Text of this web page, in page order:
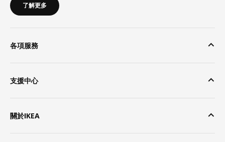
了解更多
各項服務
支援中心
關於IKEA